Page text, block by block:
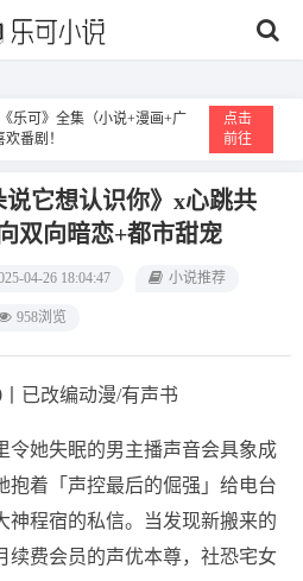
乐可》全集（小说+漫画+广
番剧！
点击
前往
它想认识你》x心跳共
双向暗恋+都市甜宠
04-26 18:04:47 小说推荐
958浏览
丨已改编动漫/有声书
令她失眠的男主播声音会具象成
抱着「声控最后的倔强」给电台
神程宿的私信。当发现新搬来的
续费会员的声优本尊，社恐宅女